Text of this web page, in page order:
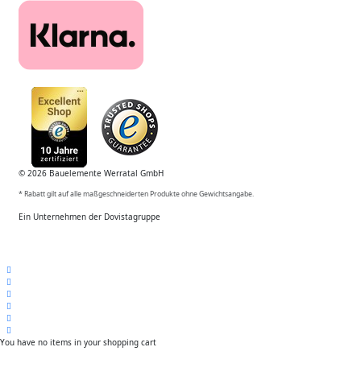
© 2026 Bauelemente Werratal GmbH
* Rabatt gilt auf alle maßgeschneiderten Produkte ohne Gewichtsangabe.
Ein Unternehmen der Dovistagruppe
You have no items in your shopping cart